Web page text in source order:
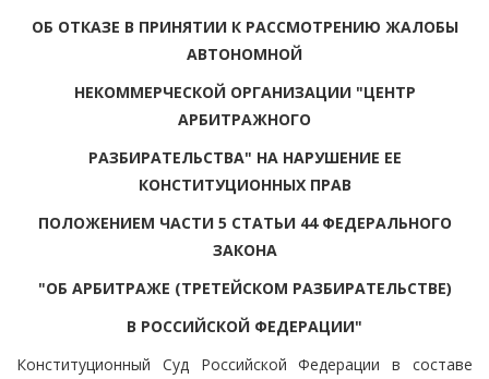
ОБ ОТКАЗЕ В ПРИНЯТИИ К РАССМОТРЕНИЮ ЖАЛОБЫ
АВТОНОМНОЙ
НЕКОММЕРЧЕСКОЙ ОРГАНИЗАЦИИ "ЦЕНТР
АРБИТРАЖНОГО
РАЗБИРАТЕЛЬСТВА" НА НАРУШЕНИЕ ЕЕ
КОНСТИТУЦИОННЫХ ПРАВ
ПОЛОЖЕНИЕМ ЧАСТИ 5 СТАТЬИ 44 ФЕДЕРАЛЬНОГО
ЗАКОНА
"ОБ АРБИТРАЖЕ (ТРЕТЕЙСКОМ РАЗБИРАТЕЛЬСТВЕ)
В РОССИЙСКОЙ ФЕДЕРАЦИИ"
Конституционный Суд Российской Федерации в составе